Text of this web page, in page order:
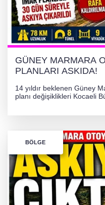
GÜNEY MARMARA
PLANLARI ASKIDA!
14 yıldır beklenen Güney
planı değişiklikleri Kocaeli
BÖLGE